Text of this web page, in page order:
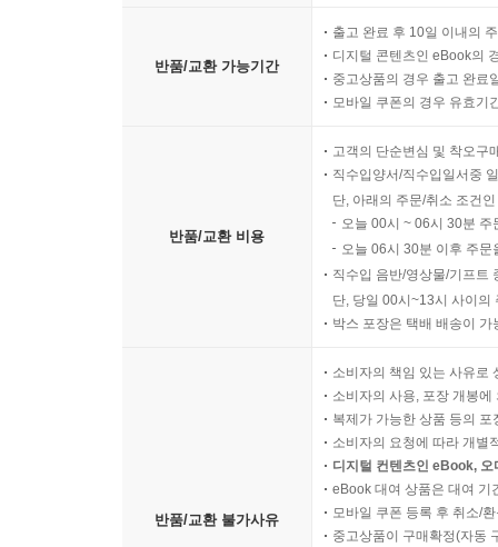
반품/교환 가능기간
출고 완료 후 10일 이내의
디지털 콘텐츠인 eBook의
중고상품의 경우 출고 완료
모바일 쿠폰의 경우 유효기
반품/교환 비용
고객의 단순변심 및 착오구
직수입양서/직수입일서중
단, 아래의 주문/취소 조건
오늘 00시 ~ 06시 30분
오늘 06시 30분 이후 주
직수입 음반/영상물/기프트
단, 당일 00시~13시 사이의
박스 포장은 택배 배송이
반품/교환 불가사유
소비자의 책임 있는 사유로
소비자의 사용, 포장 개봉
복제가 가능한 상품 등의
소비자의 요청에 따라 개별
디지털 컨텐츠인 eBook,
eBook 대여 상품은 대여 기
모바일 쿠폰 등록 후 취소/
중고상품이 구매확정(자동